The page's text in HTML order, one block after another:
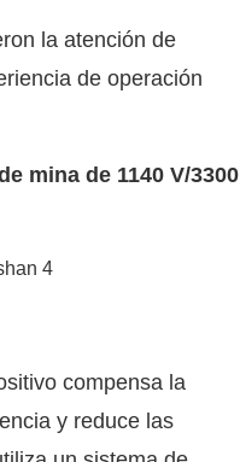
la atención de
de operación
mina de 1140 V/3300
compensa la
y reduce las